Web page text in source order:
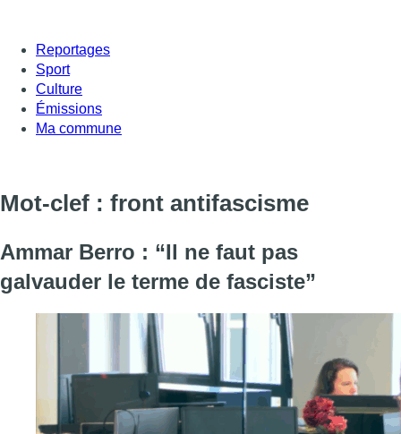
Reportages
Sport
Culture
Émissions
Ma commune
Mot-clef : front antifascisme
Ammar Berro : “Il ne faut pas
galvauder le terme de fasciste”